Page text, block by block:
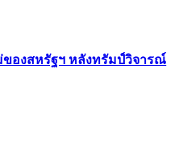
องสหรัฐฯ หลังทรัมป์วิจารณ์